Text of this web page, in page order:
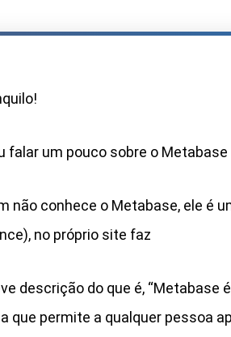
falar um pouco sobre o
não conhece o Metabase, ele é
no próprio site faz
descrição do que é,
que permite a qualquer pessoa